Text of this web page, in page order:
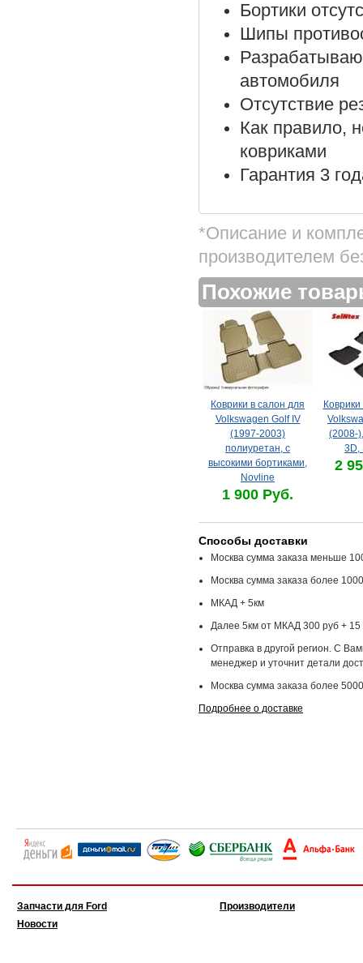
Бортики
Шипы
автомобиля
Отсутствие
Как правило,
ковриками
Гарантия 3
*Описание и
производителем
Похожие
Коврики в салон для
Volkswagen Golf IV
(1997-2003)
полиуретан, с
высокими бортиками,
Novline
1 900 Руб.
(2008-
3D,
2
Способы доставки
Москва сумма заказа меньше
Москва сумма заказа более
МКАД + 5км
Далее 5км от МКАД 300 руб + 15
Отправка в другой регион. С
менеджер и уточнит детали
Москва сумма заказа более
Подробнее о доставке
Запчасти для Ford
Новости
Производители